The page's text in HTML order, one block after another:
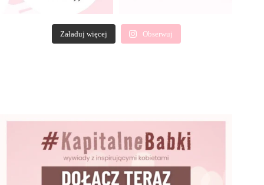
Załaduj więcej Obserwuj